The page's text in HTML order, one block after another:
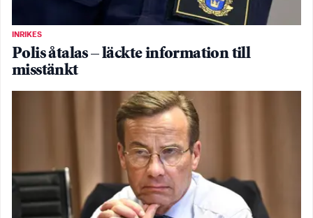
INRIKES
Polis åtalas – läckte information till
misstänkt